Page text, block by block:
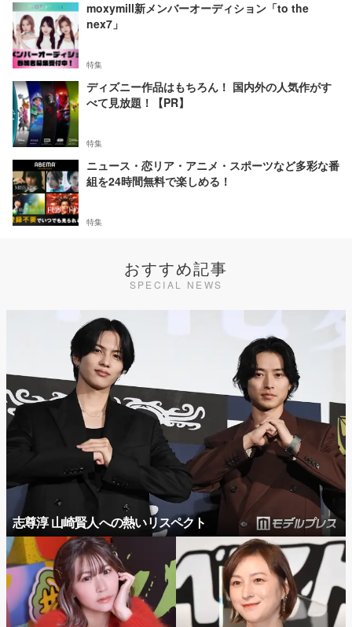
moxymill新メンバーオーディション「to the
nex7」
特集
ディズニー作品はもちろん！ 国内外の人気作がす
べて見放題！【PR】
特集
ニュース・恋リア・アニメ・スポーツなど多彩な番
組を24時間無料で楽しめる！
特集
おすすめ記事
SPECIAL NEWS
志尊淳 山崎賢人への熱いリスペクト